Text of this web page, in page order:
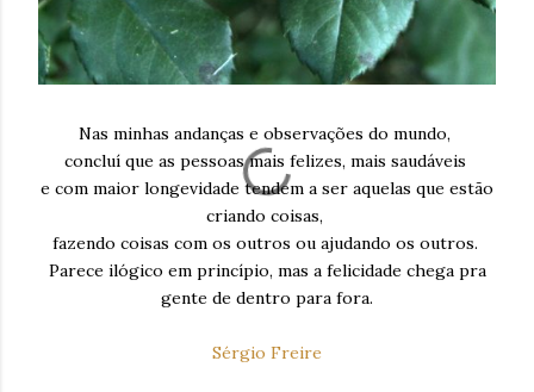
Nas minhas andanças e observações do mundo,
concluí que as pessoas mais felizes, mais saudáveis
e com maior longevidade tendem a ser aquelas que estão
criando coisas,
fazendo coisas com os outros ou ajudando os outros.
Parece ilógico em princípio, mas a felicidade chega pra
gente de dentro para fora.
Sérgio Freire